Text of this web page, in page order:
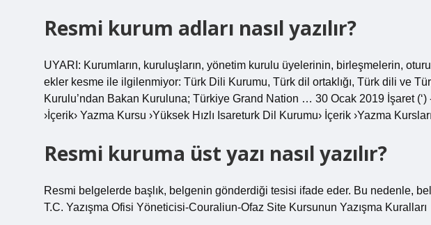
Resmi kurum adları nasıl yazılır?
UYARI: Kurumların, kuruluşların, yönetim kurulu üyelerinin, birleşmelerin,
ekler kesme ile ilgilenmiyor: Türk Dili Kurumu, Türk dil ortaklığı, Türk dili ve
Kurulu’ndan Bakan Kuruluna; Türkiye Grand Nation … 30 Ocak 2019 İşaret
›İçerik› Yazma Kursu ›Yüksek Hızlı Isareturk Dil Kurumu› İçerik ›Yazma Kursları
Resmi kuruma üst yazı nasıl yazılır?
Resmi belgelerde başlık, belgenin gönderdiği tesisi ifade eder. Bu nedenle,
T.C. Yazışma Ofisi Yöneticisi-Couraliun-Ofaz Site Kursunun Yazışma Kuralları